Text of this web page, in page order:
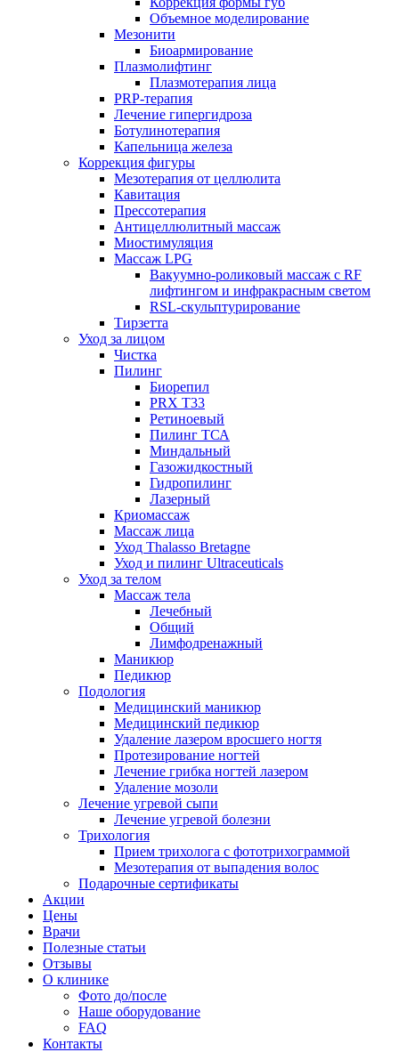
Объемное моделирование
Мезонити
Биоармирование
Плазмолифтинг
Плазмотерапия лица
PRP-терапия
Лечение гипергидроза
Ботулинотерапия
Капельница железа
Коррекция фигуры
Мезотерапия от целлюлита
Кавитация
Прессотерапия
Антицеллюлитный массаж
Миостимуляция
Массаж LPG
Вакуумно-роликовый массаж с RF
лифтингом и инфракрасным светом
RSL-скульптурирование
Тирзетта
Уход за лицом
Чистка
Пилинг
Биорепил
PRX T33
Ретиноевый
Пилинг ТСА
Миндальный
Газожидкостный
Гидропилинг
Лазерный
Криомассаж
Массаж лица
Уход Thalasso Bretagne
Уход и пилинг Ultraceuticals
Уход за телом
Массаж тела
Лечебный
Общий
Лимфодренажный
Маникюр
Педикюр
Подология
Медицинский маникюр
Медицинский педикюр
Удаление лазером вросшего ногтя
Протезирование ногтей
Лечение грибка ногтей лазером
Удаление мозоли
Лечение угревой сыпи
Лечение угревой болезни
Трихология
Прием трихолога с фототрихограммой
Мезотерапия от выпадения волос
Подарочные сертификаты
Акции
Цены
Врачи
Полезные статьи
Отзывы
О клинике
Фото до/после
Наше оборудование
FAQ
Контакты